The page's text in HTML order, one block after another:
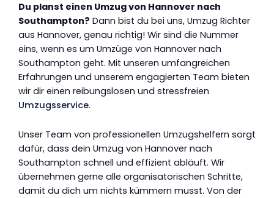
Du planst einen Umzug von Hannover nach
Southampton? Dann bist du bei uns, Umzug Richter
aus Hannover, genau richtig! Wir sind die Nummer
eins, wenn es um Umzüge von Hannover nach
Southampton geht. Mit unseren umfangreichen
Erfahrungen und unserem engagierten Team bieten
wir dir einen reibungslosen und stressfreien
Umzugsservice.
Unser Team von professionellen Umzugshelfern sorgt
dafür, dass dein Umzug von Hannover nach
Southampton schnell und effizient abläuft. Wir
übernehmen gerne alle organisatorischen Schritte,
damit du dich um nichts kümmern musst. Von der